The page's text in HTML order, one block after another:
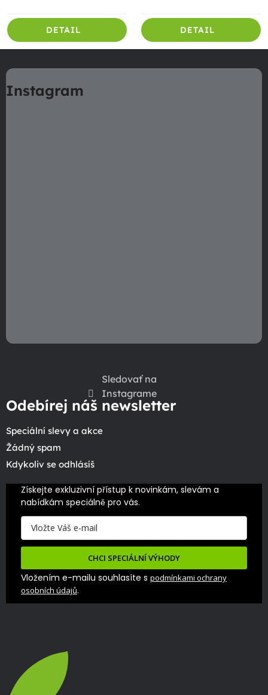
DETAIL DETAIL
á
pInstagram
Sledovať na
Instagrame
Odebírej náš newsletter
Speciální slevy a akce
Žádný spam
Kdykoliv se odhlásíš
Získejte exkluzivní přístup k novinkám, slevám a
nabídkám speciálně pro vás.
CHCI SPECIÁLNÍ VÝHODY
Vložením e-mailu souhlasíte s podmínkami ochrany
osobních údajů.